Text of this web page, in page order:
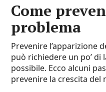
Come
problema
Prevenire l’apparizione
può richiedere un po’ di
possibile. Ecco alcuni
prevenire la crescita del